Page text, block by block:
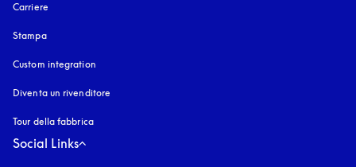
Carriere
Stampa
Custom integration
Diventa un rivenditore
Tour della fabbrica
Social Links